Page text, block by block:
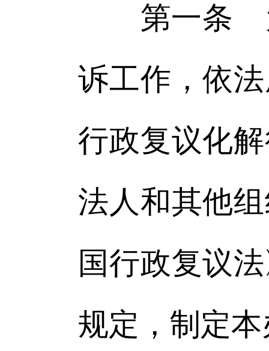
第一条 为
诉工作，依
行政复议化
法人和其他
国行政复议
规定，制定